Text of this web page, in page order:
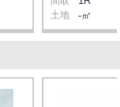
土地 -㎡